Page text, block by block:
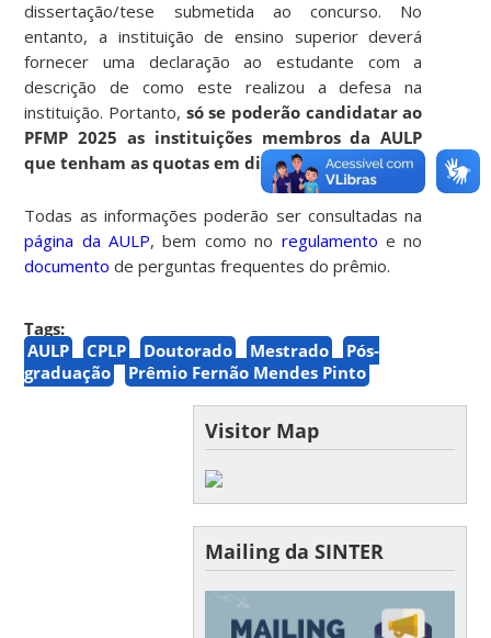
dissertação/tese submetida ao concurso. No
entanto, a instituição de ensino superior deverá
fornecer uma declaração ao estudante com a
descrição de como este realizou a defesa na
instituição. Portanto, só se poderão candidatar ao
PFMP 2025 as instituições membros da AULP
que tenham as quotas em dia.
Todas as informações poderão ser consultadas na
página da AULP, bem como no regulamento e no
documento de perguntas frequentes do prêmio.
Tags:
AULP
CPLP Doutorado Mestrado
Pós-
graduação
Prêmio Fernão Mendes Pinto
Visitor Map
Mailing da SINTER